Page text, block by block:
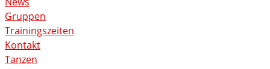
Gruppen
Trainingszeiten
Kontakt
Tanzen